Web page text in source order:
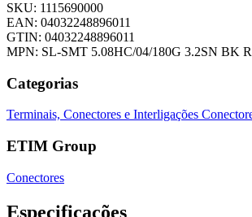
SKU: 1115690000
EAN: 04032248896011
GTIN: 04032248896011
MPN: SL-SMT 5.08HC/04/180G 3.2SN BK
Categorias
Terminais, Conectores e Interligações
ETIM Group
Conectores
Especificações